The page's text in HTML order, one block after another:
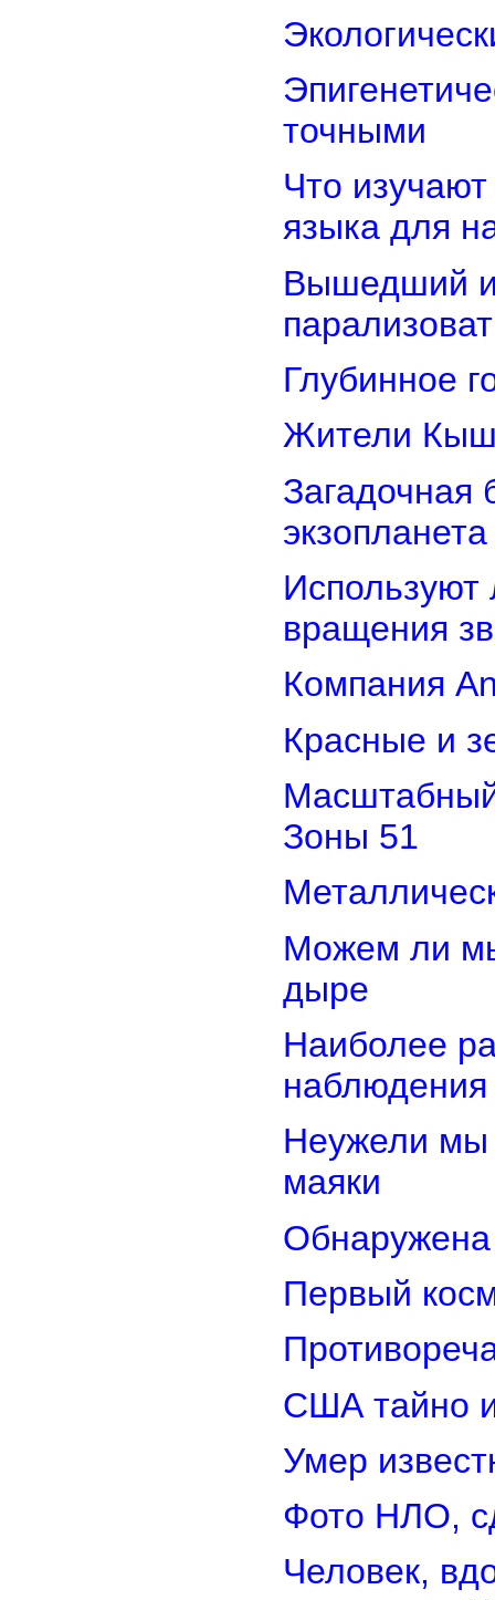
точными
Что
языка для
Вышедший
Глубинное
Жители
Загадочная
экзопланета
Используют
вращения
Компания
Красные и
Зоны 51
Можем ли мы
дыре
Наиболее
Неужели мы
маяки
Обнаружена
Первый
США тайно
Умер
Фото НЛО,
Человек,